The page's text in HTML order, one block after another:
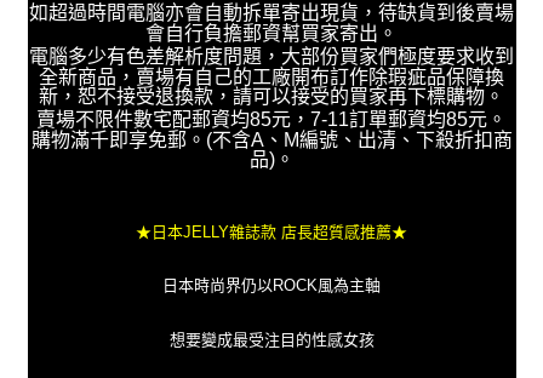
如超過時間電腦亦會自動拆單寄出現貨，待缺貨到後賣場
會自行負擔郵資幫買家寄出。
電腦多少有色差解析度問題，大部份買家們極度要求收到
全新商品，賣場有自己的工廠開布訂作除瑕疵品保障換
新，恕不接受退換款，請可以接受的買家再下標購物。
賣場不限件數宅配郵資均85元，7-11訂單郵資均85元。
購物滿千即享免郵。(不含A、M編號、出清、下殺折扣商
品)。
★日本JELLY雜誌款 店長超質感推薦★
日本時尚界仍以ROCK風為主軸
想要變成最受注目的性感女孩